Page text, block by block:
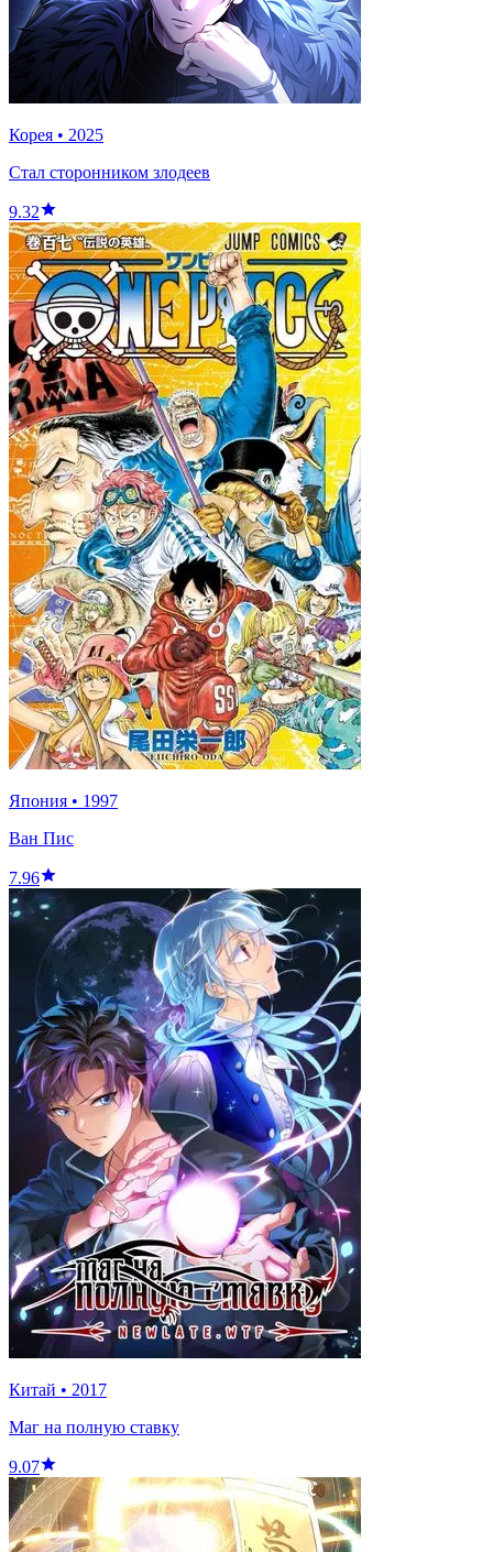
Корея • 2025
Стал сторонником злодеев
9.32
Япония • 1997
Ван Пис
7.96
Китай • 2017
Маг на полную ставку
9.07